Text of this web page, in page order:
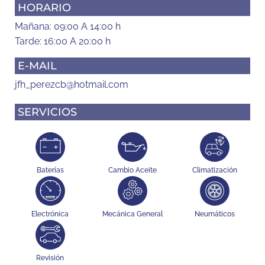
HORARIO
Mañana: 09:00 A 14:00 h
Tarde: 16:00 A 20:00 h
E-MAIL
jfh_perezcb@hotmail.com
SERVICIOS
Baterías Cambio Aceite Climatización
Electrónica Mecánica General Neumáticos
Revisión